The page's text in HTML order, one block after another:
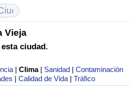
Vieja
ciudad.
|Clima | Sanidad |Contaminación
|Calidad de Vida |Tráfico
(Actual)(Actual)